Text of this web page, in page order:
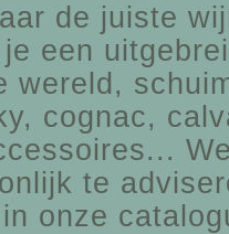
de juiste
een
wereld,
cognac,
te
onze